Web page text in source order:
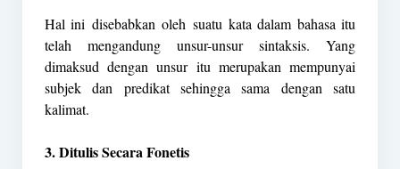
Hal ini disebabkan oleh suatu kata dalam bahasa itu
telah mengandung unsur-unsur sintaksis. Yang
dimaksud dengan unsur itu merupakan mempunyai
subjek dan predikat sehingga sama dengan satu
kalimat.
3. Ditulis Secara Fonetis